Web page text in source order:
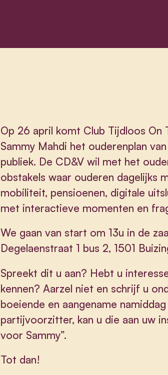
Op 26 april komt Club Tijdloos
Sammy Mahdi het ouderenplan
publiek. De CD&V wil met het
obstakels waar ouderen dagelijks
mobiliteit, pensioenen, digitale
met interactieve momenten en
We gaan van start om 13u in de
Degelaenstraat 1 bus 2, 1501
Spreekt dit u aan? Hebt u
kennen? Aarzel niet en schrijf u
boeiende en aangename
partijvoorzitter, kan u die aan uw
voor Sammy”.
Tot dan!